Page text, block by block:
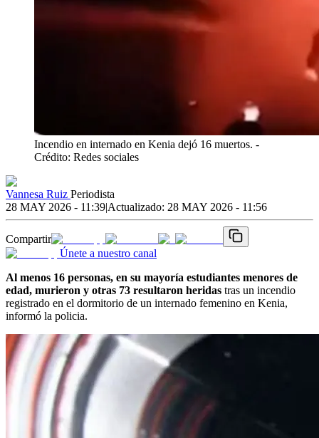
Incendio en internado en Kenia dejó 16 muertos. -
Crédito: Redes sociales
Vannesa Ruiz Periodista
28 MAY 2026 - 11:39|Actualizado: 28 MAY 2026 - 11:56
Compartir
Únete a nuestro canal
Al menos 16 personas, en su mayoría estudiantes menores de
edad, murieron y otras 73 resultaron heridas tras un incendio
registrado en el dormitorio de un internado femenino en Kenia,
informó la policia.